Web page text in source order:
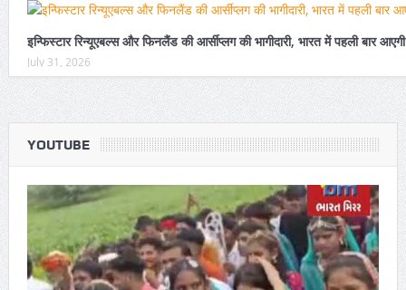
इन्फिस्टार रिन्यूएबल्स और फिनलैंड की आर्सीप्लग की भागीदारी, भारत में पहली बार
July 31, 2026
YOUTUBE